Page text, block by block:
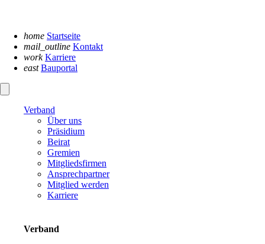
home Startseite
mail_outline Kontakt
work Karriere
east Bauportal
Verband
Über uns
Präsidium
Beirat
Gremien
Mitgliedsfirmen
Ansprechpartner
Mitglied werden
Karriere
Verband